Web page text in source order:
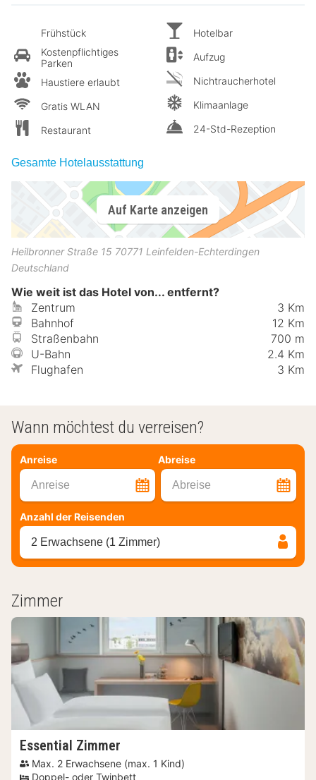
Frühstück
Kostenpflichtiges
Parken
Haustiere erlaubt
Gratis WLAN
Restaurant
Hotelbar
Aufzug
Nichtraucherhotel
Klimaanlage
24-Std-Rezeption
Gesamte Hotelausstattung
Auf Karte anzeigen
Heilbronner Straße 15 70771 Leinfelden-Echterdingen
Deutschland
Wie weit ist das Hotel von... entfernt?
Zentrum
3 Km
Bahnhof
12 Km
Straßenbahn
700 m
U-Bahn
2.4 Km
Flughafen
3 Km
Wann möchtest du verreisen?
Anreise Abreise
Anreise Abreise
Anzahl der Reisenden
2 Erwachsene (1 Zimmer)
Zimmer
Essential Zimmer
Max. 2 Erwachsene (max. 1 Kind)
Doppel- oder Twinbett